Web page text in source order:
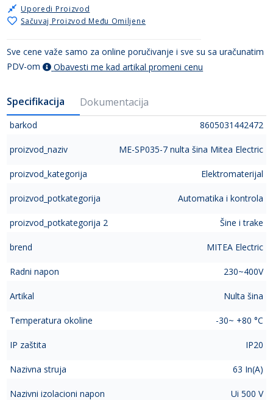
Sačuvaj Proizvod Među Omiljene
Uporedi Proizvod
Sve cene važe samo za online poručivanje i sve su sa uračunatim
PDV-om
Obavesti me kad artikal promeni cenu
Specifikacija Dokumentacija
barkod 8605031442472
proizvod_naziv ME-SP035-7 nulta šina Mitea Electric
proizvod_kategorija Elektromaterijal
proizvod_potkategorija Automatika i kontrola
proizvod_potkategorija 2 Šine i trake
brend MITEA Electric
Radni napon 230~400V
Artikal Nulta šina
Temperatura okoline -30~ +80 °C
IP zaštita IP20
Nazivna struja 63 In(A)
Nazivni izolacioni napon Ui 500 V